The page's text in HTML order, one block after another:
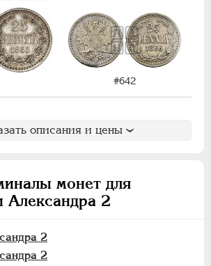
#642
описания и цены
монет для
Александра 2
2
2
1881-1894
1917-1918
1768-1918